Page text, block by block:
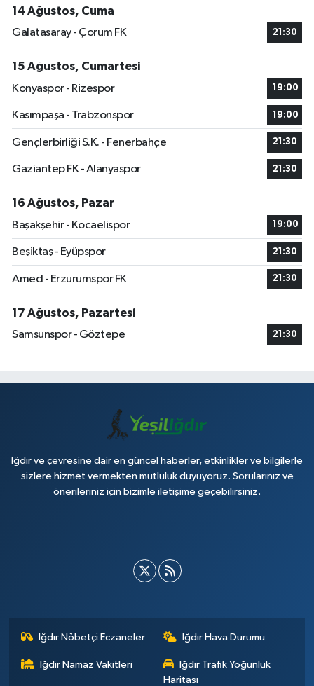
14 Ağustos, Cuma
Galatasaray - Çorum FK
21:30
15 Ağustos, Cumartesi
Konyaspor - Rizespor
19:00
Kasımpaşa - Trabzonspor 19:00
Gençlerbirliği S.K. - Fenerbahçe 21:30
Gaziantep FK - Alanyaspor 21:30
16 Ağustos, Pazar
Başakşehir - Kocaelispor
19:00
Beşiktaş - Eyüpspor 21:30
Amed - Erzurumspor FK 21:30
17 Ağustos, Pazartesi
Samsunspor - Göztepe
21:30
Iğdır ve çevresine dair en güncel haberler, etkinlikler ve bilgilerle
sizlere hizmet vermekten mutluluk duyuyoruz. Sorularınız ve
önerileriniz için bizimle iletişime geçebilirsiniz.
Iğdır Nöbetçi Eczaneler Iğdır Hava Durumu
İğdir Namaz Vakitleri
Iğdır Trafik Yoğunluk
Haritası